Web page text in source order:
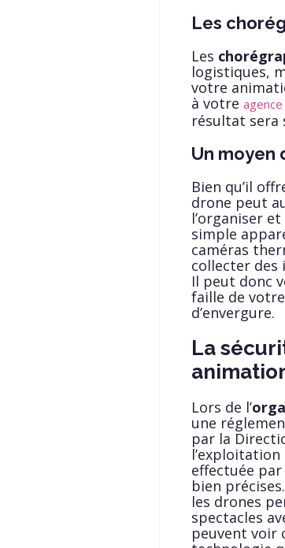
Les
Les
logistiques,
votre
à votre
résultat sera
Un moyen
Bien qu’il
drone peut
l’organiser
simple
caméras
collecter des
Il peut donc
faille de
d’envergure.
La
Lors de l’
une
par la
effectuée
bien
les drones
spectacles
peuvent voir